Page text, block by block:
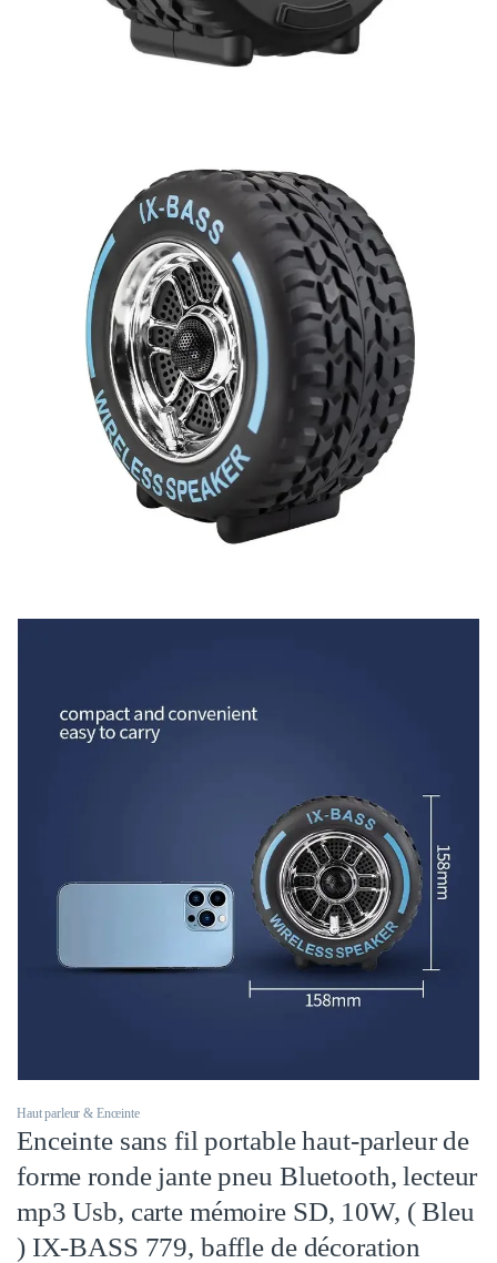
Haut parleur & Enceinte
Enceinte sans fil portable haut-parleur de
forme ronde jante pneu Bluetooth, lecteur
mp3 Usb, carte mémoire SD, 10W, ( Bleu
) IX-BASS 779, baffle de décoration